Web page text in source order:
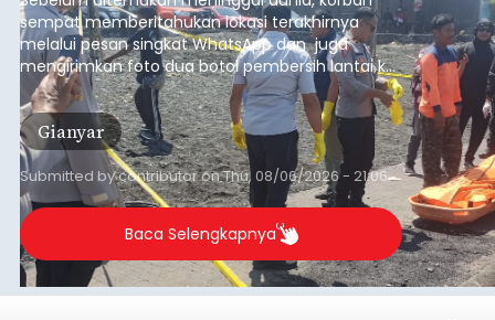
sempat memberitahukan lokasi terakhirnya
melalui pesan singkat WhatsApp dan juga
mengirimkan foto dua botol pembersih lantai ke
istrinya.
Gianyar
Submitted bycontributoronThu, 08/06/2026 - 21:06
Baca Selengkapnya